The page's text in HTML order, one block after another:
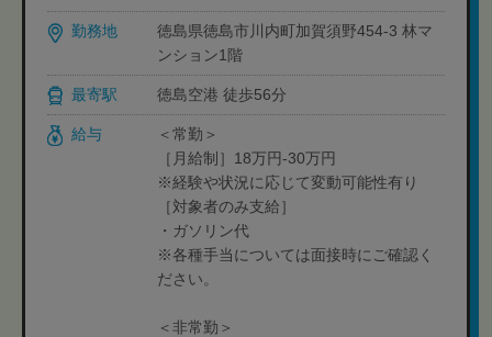
勤務地
徳島県徳島市川内町加賀須野454-3 林マ
ンション1階
最寄駅 徳島空港 徒歩56分
給与
＜常勤＞
［月給制］18万円-30万円
※経験や状況に応じて変動可能性有り
［対象者のみ支給］
・ガソリン代
※各種手当については面接時にご確認く
ださい。
＜非常勤＞